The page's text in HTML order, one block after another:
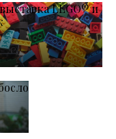
LEGO® и